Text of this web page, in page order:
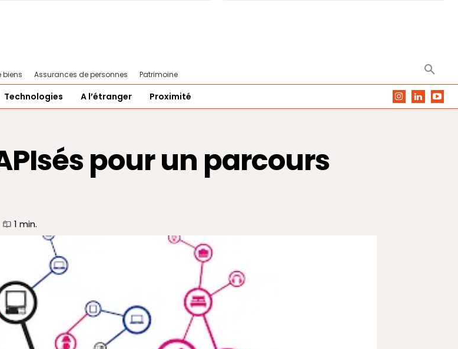
biens Assurances de personnes Patrimoine
Technologies A l’étranger Proximité
pour un parcours
1 min.